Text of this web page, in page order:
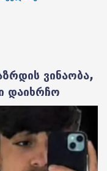
ვინაობა,
დაიხრჩო